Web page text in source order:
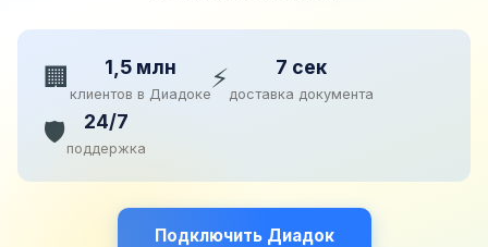
🏢 1,5 млн
клиентов в Диадоке⚡ 7 сек
доставка документа
🛡️ 24/7
поддержка
Подключить Диадок